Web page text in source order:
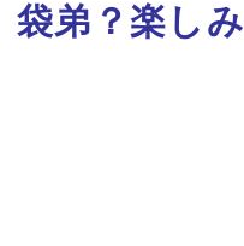
袋弟？楽しみ